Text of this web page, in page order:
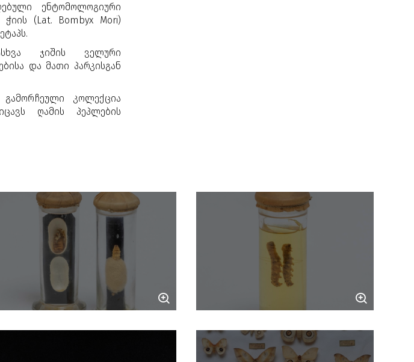
ენტომოლოგიური
ჭიის (Lat. Bombyx Mori)
ჯიშის ველური
და მათი პარკისგან
გამორჩეული კოლექცია
ღამის პეპლების